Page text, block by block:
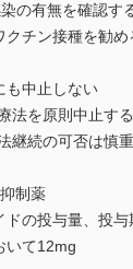
の有無を確認す
チン接種を勧め
も中止しない
法を原則中止する
継続の可否は慎
制薬
の投与量、投
いて12mg